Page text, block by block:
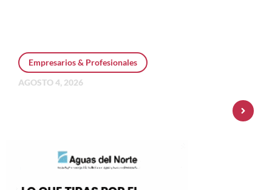
Empresarios & Profesionales
AGOSTO 4, 2026